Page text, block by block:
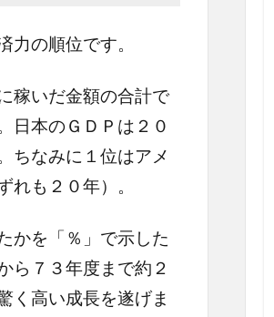
力の順位です。
稼いだ金額の合計で
日本のＧＤＰは２０
ちなみに１位はアメ
も２０年）。
かを「％」で示した
ら７３年度まで約２
く高い成長を遂げま